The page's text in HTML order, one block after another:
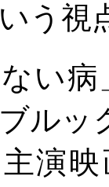
う視
い病
ルッ
演